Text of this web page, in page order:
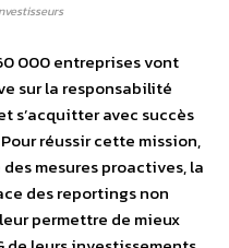
000 entreprises vont
sur la responsabilité
s’acquitter avec succès
réussir cette mission,
mesures proactives, la
des reportings non
permettre de mieux